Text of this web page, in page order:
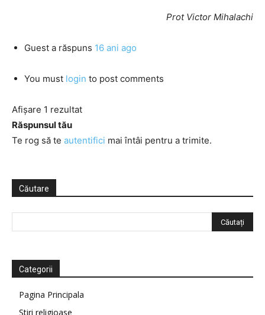
Prot Victor Mihalachi
Guest a răspuns 16 ani ago
You must login to post comments
Afișare 1 rezultat
Răspunsul tău
Te rog să te autentifici mai întâi pentru a trimite.
Căutare
Categorii
Pagina Principala
Știri religioase